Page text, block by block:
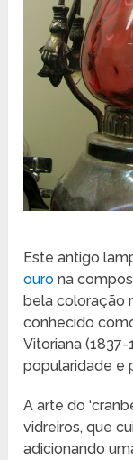
Este antigo
ouro na
bela coloração
conhecido
Vitoriana
popularidade e
A arte do
vidreiros, que
adicionando